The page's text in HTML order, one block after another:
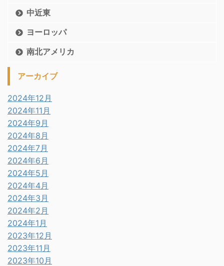
中近東
ヨーロッパ
南北アメリカ
アーカイブ
2024年12月
2024年11月
2024年9月
2024年8月
2024年7月
2024年6月
2024年5月
2024年4月
2024年3月
2024年2月
2024年1月
2023年12月
2023年11月
2023年10月